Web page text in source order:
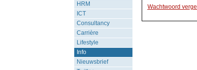
HRM
ICT
Consultancy
Carrière
Lifestyle
Info
Nieuwsbrief
Wachtwoord